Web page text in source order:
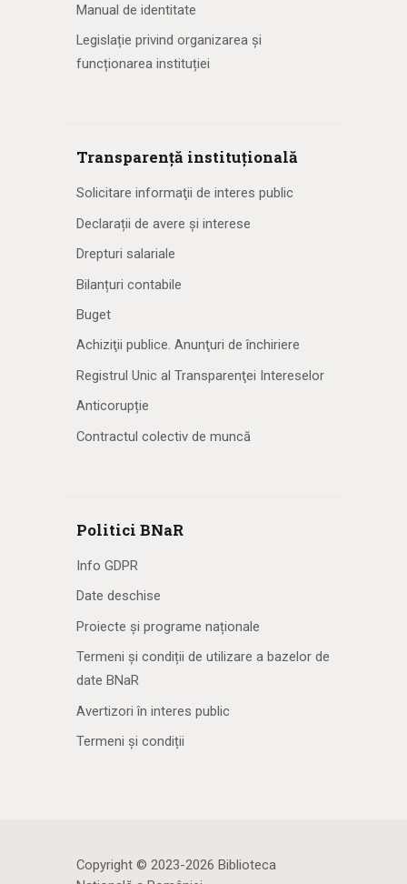
Manual de identitate
Legislație privind organizarea și
funcționarea instituției
Transparență instituțională
Solicitare informaţii de interes public
Declarații de avere și interese
Drepturi salariale
Bilanțuri contabile
Buget
Achiziţii publice. Anunţuri de închiriere
Registrul Unic al Transparenţei Intereselor
Anticorupție
Contractul colectiv de muncă
Politici BNaR
Info GDPR
Date deschise
Proiecte și programe naționale
Termeni și condiții de utilizare a bazelor de
date BNaR
Avertizori în interes public
Termeni și condiții
Copyright © 2023-2026 Biblioteca